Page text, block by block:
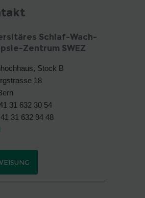
Schlaf-Wach-
Zentrum SWEZ
Stock B
18
31 632 30 54
31 632 94 48